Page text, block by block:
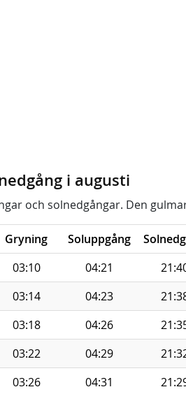
i augusti
och solnedgångar. Den
Gryning Soluppgång
03:10 04:21
03:14 04:23
03:18 04:26
03:22 04:29
03:26 04:31